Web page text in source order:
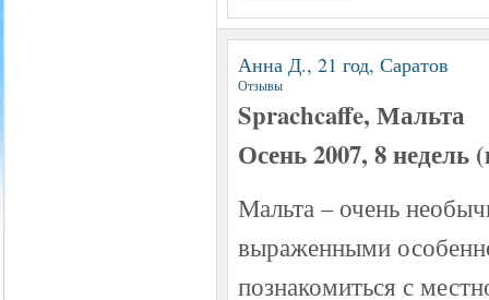
Анна Д., 21 год, Саратов
Отзывы
Sprachcaffe, Мальта
Осень 2007, 8
Мальта – очень
выраженными
познакомиться с